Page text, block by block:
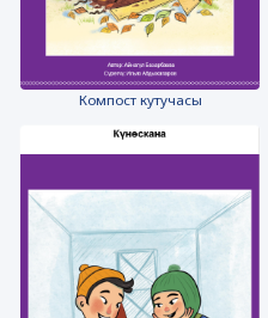
Компост кутучасы